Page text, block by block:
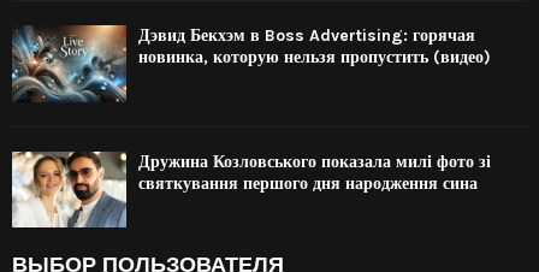
Дэвид Бекхэм в Boss Advertising: горячая
новинка, которую нельзя пропустить (видео)
Дружина Козловського показала милі фото зі
святкування першого дня народження сина
ВЫБОР ПОЛЬЗОВАТЕЛЯ